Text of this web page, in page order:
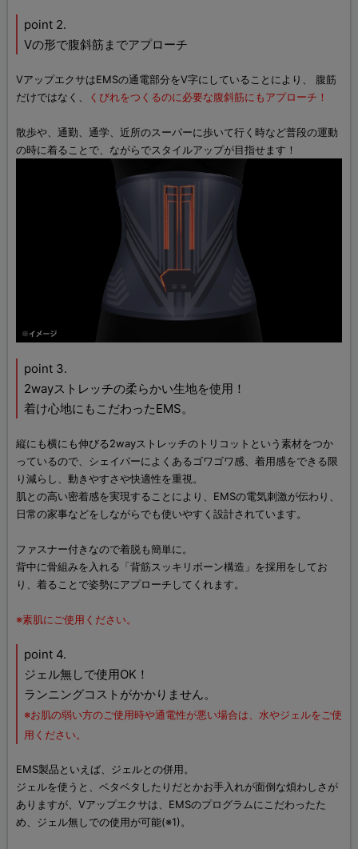
point 2.
Vの形で腹斜筋までアプローチ
VアップエクサはEMSの通電部分をV字にしていることにより、 腹筋
だけではなく、
くびれをつくるのに必要な腹斜筋にもアプローチ！
散歩や、通勤、通学、近所のスーパーに歩いて行く時など普段の運動
の時に着ることで、ながらでスタイルアップが目指せます！
point 3.
2wayストレッチの柔らかい生地を使用！
着け心地にもこだわったEMS。
縦にも横にも伸びる2wayストレッチのトリコットという素材をつか
っているので、シェイパーによくあるゴワゴワ感、着用感をできる限
り減らし、動きやすさや快適性を重視。
肌との高い密着感を実現することにより、EMSの電気刺激が伝わり、
日常の家事などをしながらでも使いやすく設計されています。
ファスナー付きなので着脱も簡単に。
背中に骨組みを入れる「背筋スッキリボーン構造」を採用をしてお
り、着ることで姿勢にアプローチしてくれます。
※素肌にご使用ください。
point 4.
ジェル無しで使用OK！
ランニングコストがかかりません。
※お肌の弱い方のご使用時や通電性が悪い場合は、水やジェルをご使
用ください。
EMS製品といえば、ジェルとの併用。
ジェルを使うと、ベタベタしたりだとかお手入れが面倒な煩わしさが
ありますが、Vアップエクサは、EMSのプログラムにこだわったた
め、ジェル無しでの使用が可能(※1)。